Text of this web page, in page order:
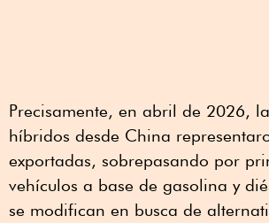
Precisamente, en abril de 2026,
híbridos desde China
exportadas, sobrepasando por
vehículos a base de gasolina y
se modifican en busca de